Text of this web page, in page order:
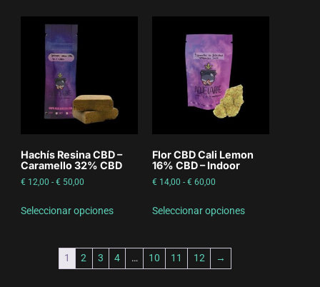
Hachís Resina CBD –
Caramello 32% CBD
€ 12,00 - € 50,00
Seleccionar opciones
Flor CBD Cali Lemon
16% CBD – Indoor
€ 14,00 - € 60,00
Seleccionar opciones
1 2 3 4 … 10 11 12 →